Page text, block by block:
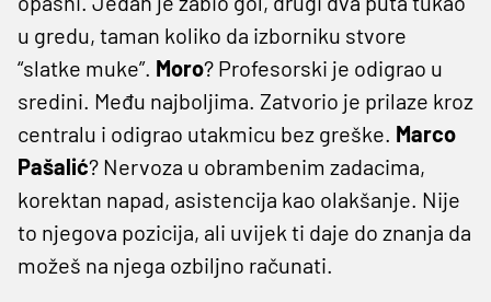
u gredu, taman koliko da izborniku stvore
“slatke muke”. Moro? Profesorski je odigrao u
sredini. Među najboljima. Zatvorio je prilaze kroz
centralu i odigrao utakmicu bez greške. Marco
Pašalić? Nervoza u obrambenim zadacima,
korektan napad, asistencija kao olakšanje. Nije
to njegova pozicija, ali uvijek ti daje do znanja da
možeš na njega ozbiljno računati.